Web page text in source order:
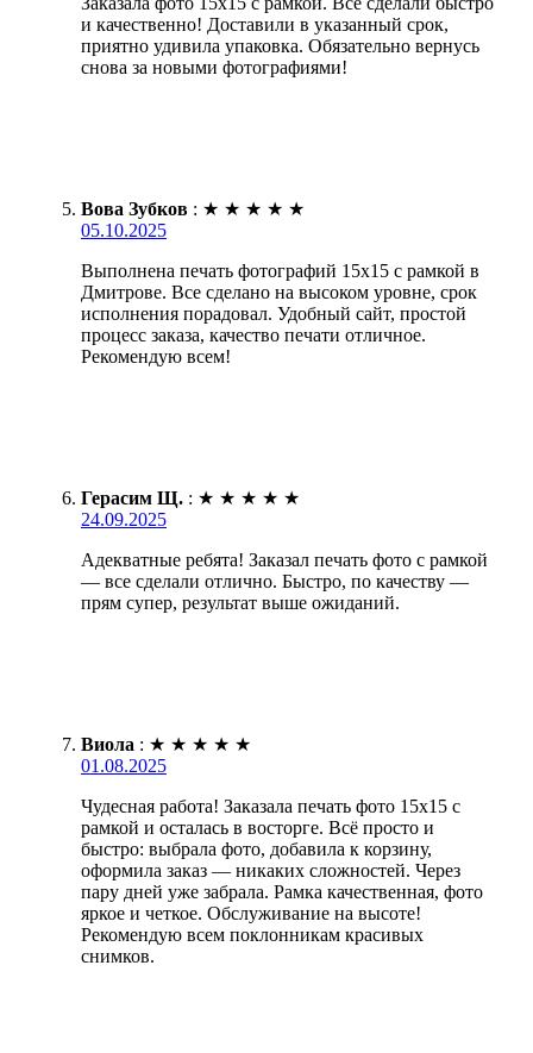
и качественно! Доставили в указанный срок,
приятно удивила упаковка. Обязательно вернусь
снова за новыми фотографиями!
Вова Зубков : ★ ★ ★ ★ ★
05.10.2025
Выполнена печать фотографий 15х15 с рамкой в
Дмитрове. Все сделано на высоком уровне, срок
исполнения порадовал. Удобный сайт, простой
процесс заказа, качество печати отличное.
Рекомендую всем!
Герасим Щ. : ★ ★ ★ ★ ★
24.09.2025
Адекватные ребята! Заказал печать фото с рамкой
— все сделали отлично. Быстро, по качеству —
прям супер, результат выше ожиданий.
Виола : ★ ★ ★ ★ ★
01.08.2025
Чудесная работа! Заказала печать фото 15х15 с
рамкой и осталась в восторге. Всё просто и
быстро: выбрала фото, добавила к корзину,
оформила заказ — никаких сложностей. Через
пару дней уже забрала. Рамка качественная, фото
яркое и четкое. Обслуживание на высоте!
Рекомендую всем поклонникам красивых
снимков.